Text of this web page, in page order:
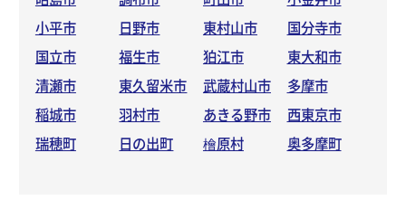
小平市
日野市 東村山市
国分寺市
国立市
福生市 狛江市
東大和市
清瀬市
東久留米市 武蔵村山市
多摩市
稲城市
羽村市 あきる野市
西東京市
瑞穂町
日の出町 檜原村 奥多摩町